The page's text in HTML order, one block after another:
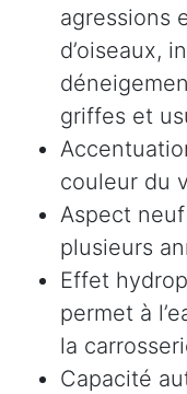
agressions
d’oiseaux,
griffes et
couleur du
Aspect
plusieurs
Effet
permet à
la
Capacité